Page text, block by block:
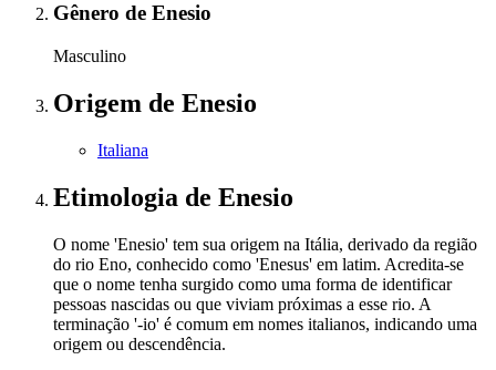
Gênero de Enesio
Masculino
Origem de Enesio
Italiana
Etimologia de Enesio
O nome 'Enesio' tem sua origem na Itália, derivado da região
do rio Eno, conhecido como 'Enesus' em latim. Acredita-se
que o nome tenha surgido como uma forma de identificar
pessoas nascidas ou que viviam próximas a esse rio. A
terminação '-io' é comum em nomes italianos, indicando uma
origem ou descendência.